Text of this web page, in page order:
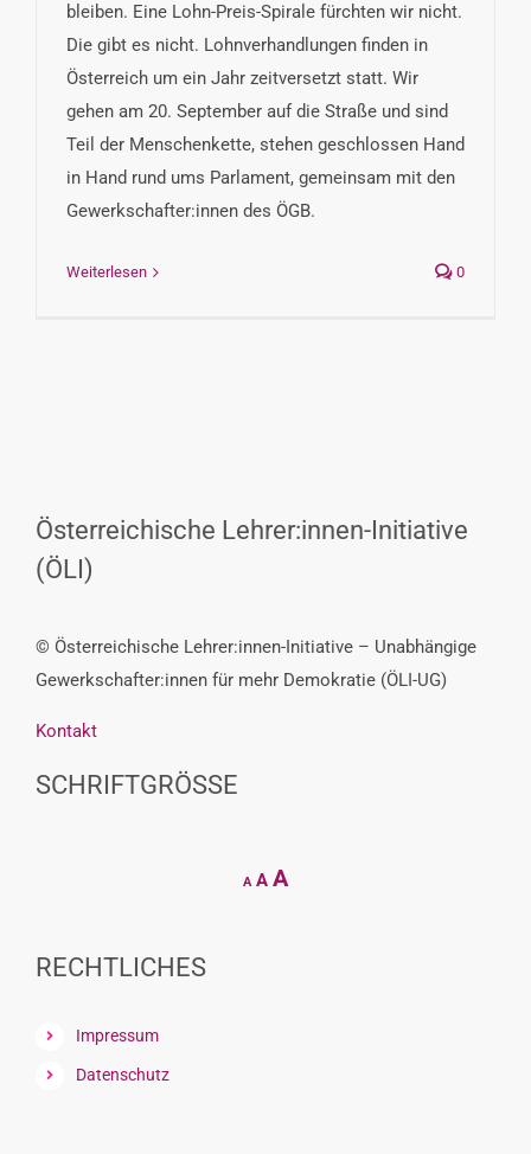
bleiben. Eine Lohn-Preis-Spirale fürchten wir nicht.
Die gibt es nicht. Lohnverhandlungen finden in
Österreich um ein Jahr zeitversetzt statt. Wir
gehen am 20. September auf die Straße und sind
Teil der Menschenkette, stehen geschlossen Hand
in Hand rund ums Parlament, gemeinsam mit den
Gewerkschafter:innen des ÖGB.
Weiterlesen 0
Österreichische Lehrer:innen-Initiative
(ÖLI)
© Österreichische Lehrer:innen-Initiative – Unabhängige
Gewerkschafter:innen für mehr Demokratie (ÖLI-UG)
Kontakt
SCHRIFTGRÖSSE
A
Decrease
font
A Reset
AIncrease
RECHTLICHES
Impressum
Datenschutz